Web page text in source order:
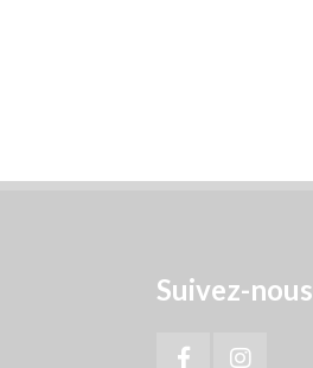
Suivez-nous